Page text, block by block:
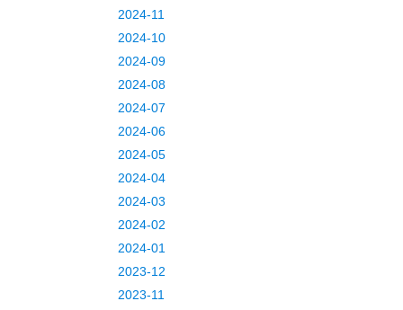
2024-11
2024-10
2024-09
2024-08
2024-07
2024-06
2024-05
2024-04
2024-03
2024-02
2024-01
2023-12
2023-11